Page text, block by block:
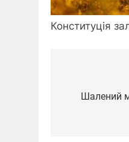
Конституція
записів
Шалений